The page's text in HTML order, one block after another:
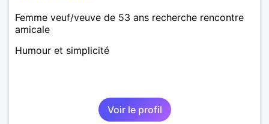
Femme veuf/veuve de 53 ans recherche rencontre
amicale
Humour et simplicité
Voir le profil